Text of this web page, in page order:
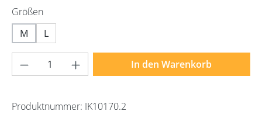
Größenauswählen
M
L
Produkt Anzahl: Gib den gewünschten
In den Warenkorb
Produktnummer: IK10170.2